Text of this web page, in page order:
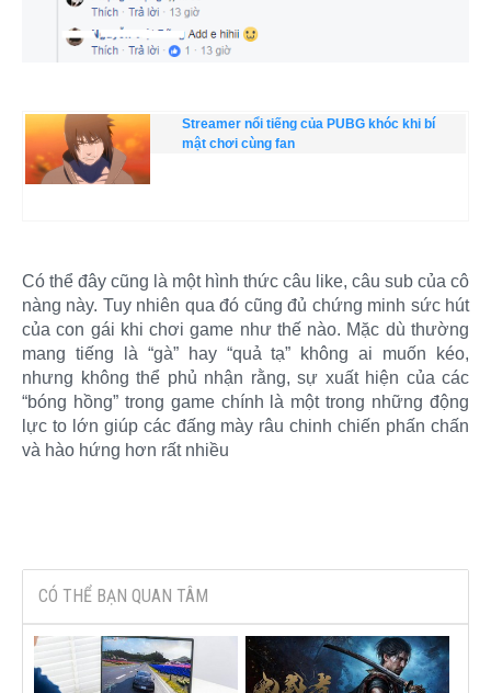
Streamer nổi tiếng của PUBG khóc khi bí
mật chơi cùng fan
Có thể đây cũng là một hình thức câu like, câu sub của cô
nàng này. Tuy nhiên qua đó cũng đủ chứng minh sức hút
của con gái khi chơi game như thế nào. Mặc dù thường
mang tiếng là “gà” hay “quả tạ” không ai muốn kéo,
nhưng không thể phủ nhận rằng, sự xuất hiện của các
“bóng hồng” trong game chính là một trong những động
lực to lớn giúp các đấng mày râu chinh chiến phấn chấn
và hào hứng hơn rất nhiều​
CÓ THỂ BẠN QUAN TÂM